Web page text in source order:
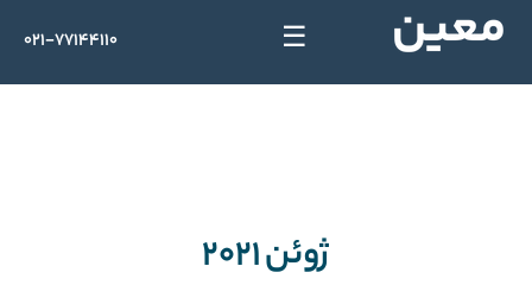
☰
021-77144110
ژوئن 2021